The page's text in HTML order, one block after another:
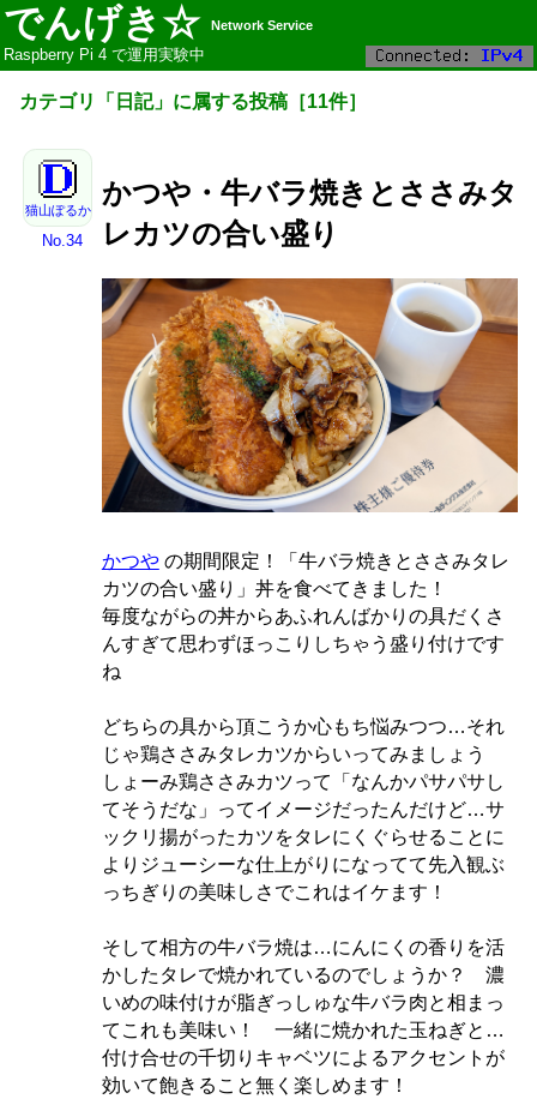
でんげき☆Network Service
Raspberry Pi 4 で運用実験中
カテゴリ「 日記」に属する投稿 ［11件］
猫山ぽるか
No.34
かつや・牛バラ焼きとささみタ
レカツの合い盛り
かつやの期間限定！「牛バラ焼きとささみタレ
カツの合い盛り」丼を食べてきました！
毎度ながらの丼からあふれんばかりの具だくさ
んすぎて思わずほっこりしちゃう盛り付けです
ね
どちらの具から頂こうか心もち悩みつつ…それ
じゃ鶏ささみタレカツからいってみましょう
しょーみ鶏ささみカツって「なんかパサパサし
てそうだな」ってイメージだったんだけど…サ
ックリ揚がったカツをタレにくぐらせることに
よりジューシーな仕上がりになってて先入観ぶ
っちぎりの美味しさでこれはイケます！
そして相方の牛バラ焼は…にんにくの香りを活
かしたタレで焼かれているのでしょうか？ 濃
いめの味付けが脂ぎっしゅな牛バラ肉と相まっ
てこれも美味い！ 一緒に焼かれた玉ねぎと…
付け合せの千切りキャベツによるアクセントが
効いて飽きること無く楽しめます！